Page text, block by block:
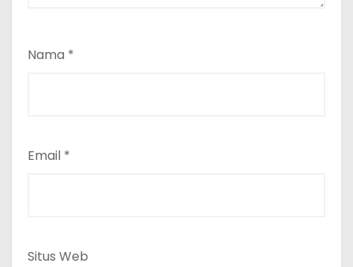
Nama *
Email *
Situs Web